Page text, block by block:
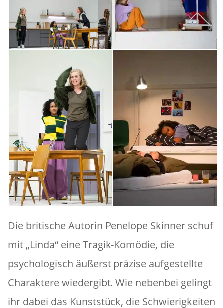
Die britische Autorin Penelope Skinner schuf
mit „Linda“ eine Tragik-Komödie, die
psychologisch äußerst präzise aufgestellte
Charaktere wiedergibt. Wie nebenbei gelingt
ihr dabei das Kunststück, die Schwierigkeiten